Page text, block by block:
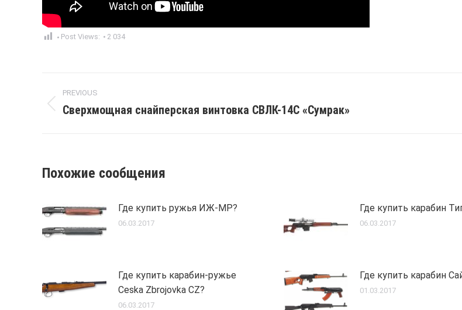
Post Views: 2 034
Post
navigation
PREVIOUS
Previous
Сверхмощная снайперская винтовка СВЛК-14С «Сумрак»
Похожие сообщения
Где купить ружья ИЖ-МР?
06.03.2017
Где купить карабин
06.03.2017
Где купить карабин-ружье
Ceska Zbrojovka CZ?
06.03.2017
Где купить карабин
01.03.2017